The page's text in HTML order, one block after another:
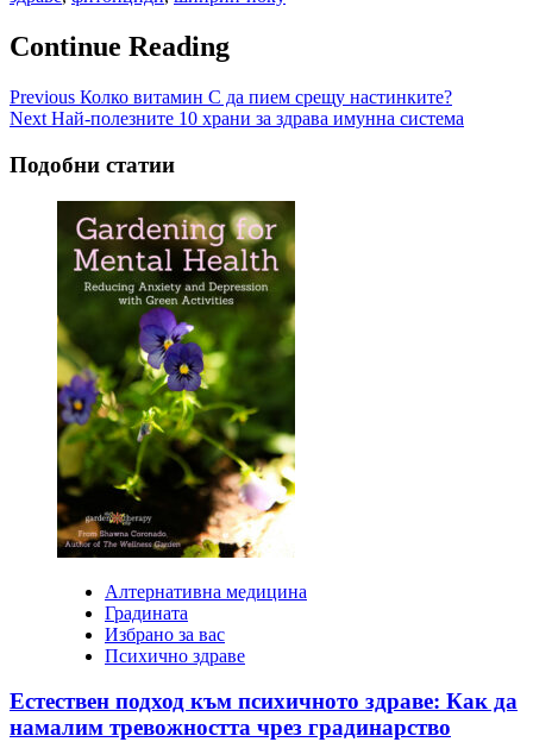
Continue Reading
Previous Колко витамин С да пием срещу настинките?
Next Най-полезните 10 храни за здрава имунна система
Подобни статии
Алтернативна медицина
Градината
Избрано за вас
Психично здраве
Естествен подход към психичното здраве: Как да
намалим тревожността чрез градинарство